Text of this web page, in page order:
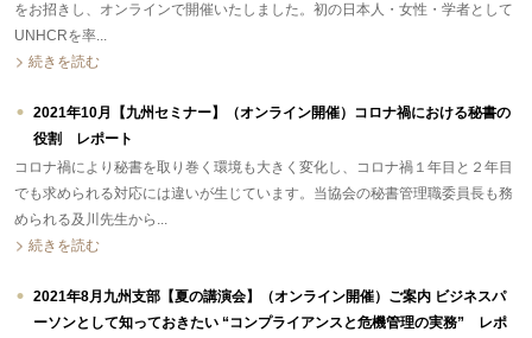
をお招きし、オンラインで開催いたしました。初の日本人・女性・学者として
UNHCRを率...
続きを読む
2021年10月【九州セミナー】（オンライン開催）コロナ禍における秘書の
役割 レポート
コロナ禍により秘書を取り巻く環境も大きく変化し、コロナ禍１年目と２年目
でも求められる対応には違いが生じています。当協会の秘書管理職委員長も務
められる及川先生から...
続きを読む
2021年8月九州支部【夏の講演会】（オンライン開催）ご案内 ビジネスパ
ーソンとして知っておきたい “コンプライアンスと危機管理の実務” レポ